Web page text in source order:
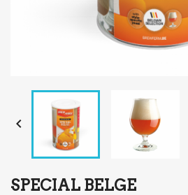

SPECIAL BELGE